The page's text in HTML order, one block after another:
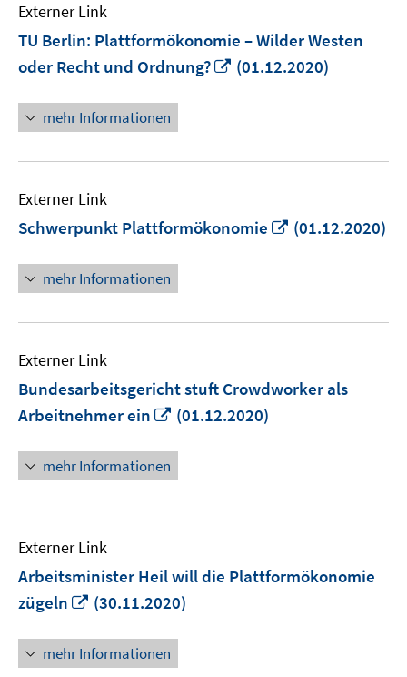
Externer Link
TU Berlin: Plattformökonomie – Wilder Westen
oder Recht und Ordnung?
In
(01.12.2020)
mehr Informationen
Externer Link
Schwerpunkt Plattformökonomie
In
(01.12.2020)
mehr Informationen
Externer Link
Bundesarbeitsgericht stuft Crowdworker als
Arbeitnehmer ein
In
Fenster
öffnen
(01.12.2020)
mehr Informationen
Externer Link
Arbeitsminister Heil will die Plattformökonomie
zügeln
In
Fenster
öffnen
(30.11.2020)
mehr Informationen